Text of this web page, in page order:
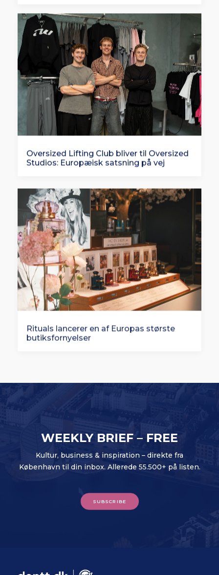
Oversized Lifting Club bliver til Oversized
Studios: Europæisk satsning på vej
Rituals lancerer en af Europas største
butiksfornyelser
WEEKLY BRIEF – FREE
Kultur, business & inspiration – direkte fra
København til din inbox. Allerede 55.500+ på listen.
SUBSCRIBE